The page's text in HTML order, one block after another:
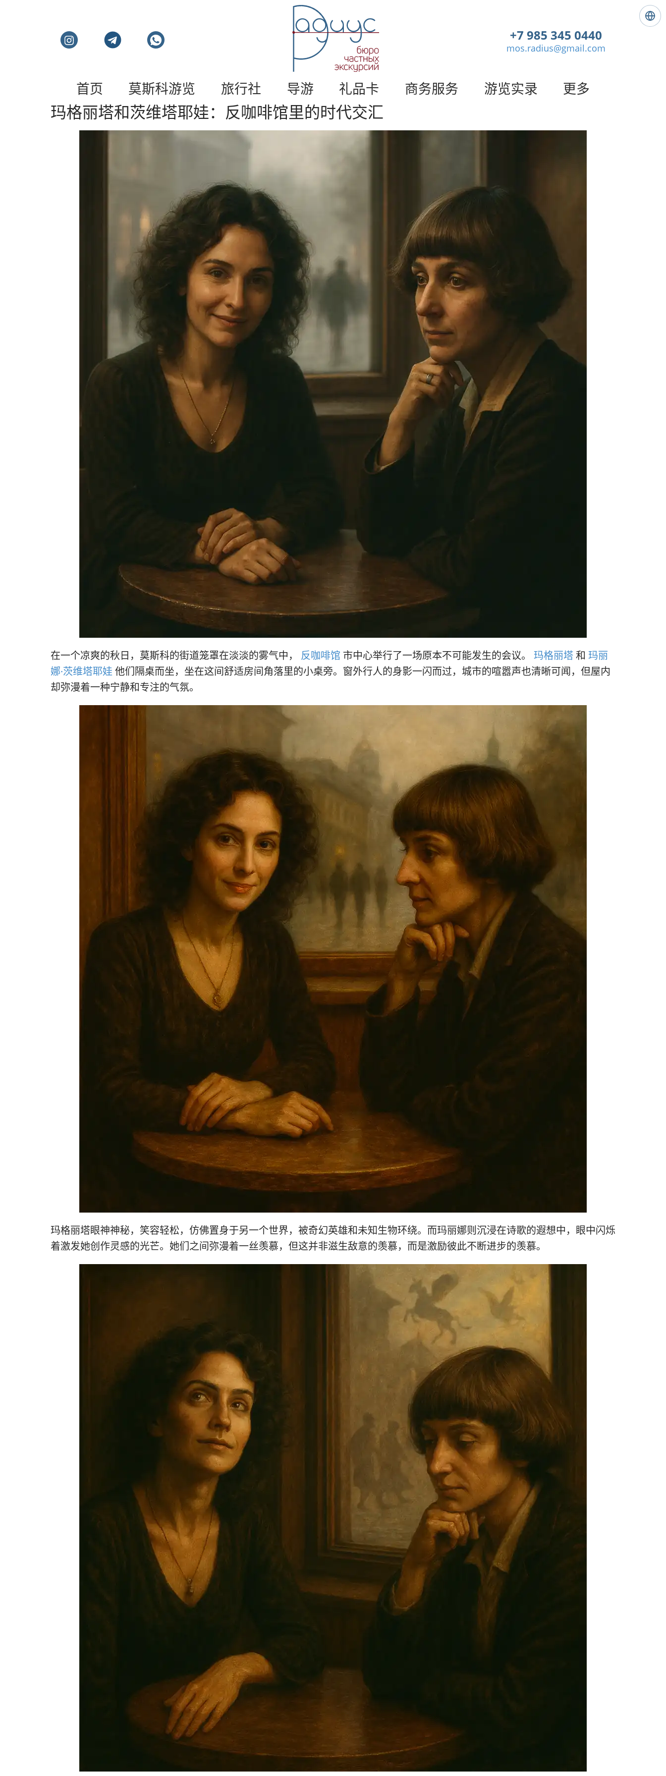
莫
斯
科
游
。
莫
斯
科
导
语
+7 985 345 0440
mos.radius@gmail.com
首页 莫斯科游览 旅行社 导游 礼品卡 商务服务 游览实录 更多
莫斯科私人旅游和导游
玛格丽塔和茨维塔耶娃：反咖啡馆里的时代交汇
在一个凉爽的秋日，莫斯科的街道笼罩在淡淡的雾气中， 反咖啡馆 市中心举行了一场原本不可能发生的会议。 玛格丽塔 和 玛丽
娜·茨维塔耶娃 他们隔桌而坐，坐在这间舒适房间角落里的小桌旁。窗外行人的身影一闪而过，城市的喧嚣声也清晰可闻，但屋内
却弥漫着一种宁静和专注的气氛。
玛格丽塔眼神神秘，笑容轻松，仿佛置身于另一个世界，被奇幻英雄和未知生物环绕。而玛丽娜则沉浸在诗歌的遐想中，眼中闪烁
着激发她创作灵感的光芒。她们之间弥漫着一丝羡慕，但这并非滋生敌意的羡慕，而是激励彼此不断进步的羡慕。